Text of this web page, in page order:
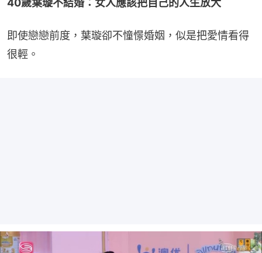
40歲葉璇不結婚：女人應該把自己的人生放大
即使戀戀前度，葉璇卻不憧憬婚姻，似是把愛情看得
很輕。